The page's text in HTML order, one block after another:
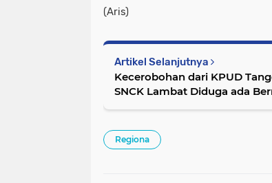
(Aris)
Artikel Selanjutnya
Kecerobohan dari KPUD
SNCK Lambat Diduga ada Bermain Begini Kata
Regiona